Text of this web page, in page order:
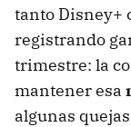
tanto Disney+
registrando
trimestre: la
mantener esa
algunas